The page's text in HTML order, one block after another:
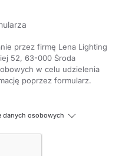
przez firmę Lena Lighting
52, 63-000 Środa
w celu udzielenia
poprzez formularz.
danych osobowych